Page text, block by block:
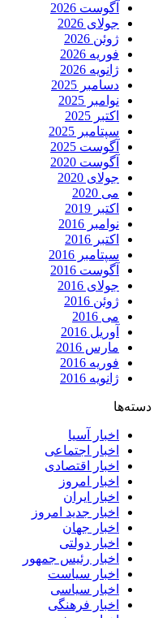
آگوست 2026
جولای 2026
ژوئن 2026
فوریه 2026
ژانویه 2026
دسامبر 2025
نوامبر 2025
اکتبر 2025
سپتامبر 2025
آگوست 2025
آگوست 2020
جولای 2020
می 2020
اکتبر 2019
نوامبر 2016
اکتبر 2016
سپتامبر 2016
آگوست 2016
جولای 2016
ژوئن 2016
می 2016
آوریل 2016
مارس 2016
فوریه 2016
ژانویه 2016
دسته‌ها
اخبار آسیا
اخبار اجتماعی
اخبار اقتصادی
اخبار امروز
اخبار ایران
اخبار جدید امروز
اخبار جهان
اخبار دولتی
اخبار رئیس جمهور
اخبار سیاست
اخبار سیاسی
اخبار فرهنگی